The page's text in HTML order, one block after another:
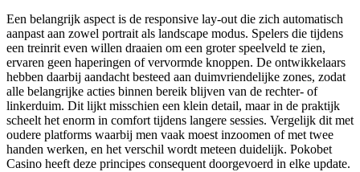
Een belangrijk aspect is de responsive lay-out die zich automatisch
aanpast aan zowel portrait als landscape modus. Spelers die tijdens
een treinrit even willen draaien om een groter speelveld te zien,
ervaren geen haperingen of vervormde knoppen. De ontwikkelaars
hebben daarbij aandacht besteed aan duimvriendelijke zones, zodat
alle belangrijke acties binnen bereik blijven van de rechter- of
linkerduim. Dit lijkt misschien een klein detail, maar in de praktijk
scheelt het enorm in comfort tijdens langere sessies. Vergelijk dit met
oudere platforms waarbij men vaak moest inzoomen of met twee
handen werken, en het verschil wordt meteen duidelijk. Pokobet
Casino heeft deze principes consequent doorgevoerd in elke update.